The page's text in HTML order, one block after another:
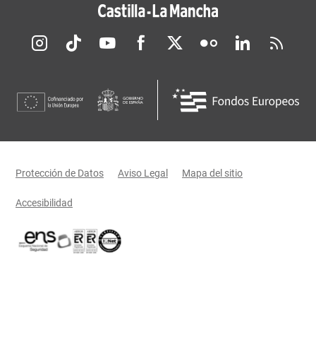
Redes sociales JCCM
Menú legal
Protección de Datos Aviso Legal Mapa del sitio
Accesibilidad